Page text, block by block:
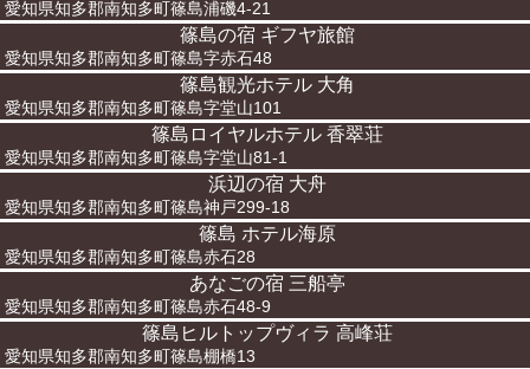
愛知県知多郡南知多町篠島浦磯4-21
篠島の宿 ギフヤ旅館
愛知県知多郡南知多町篠島字赤石48
篠島観光ホテル 大角
愛知県知多郡南知多町篠島字堂山101
篠島ロイヤルホテル 香翠荘
愛知県知多郡南知多町篠島字堂山81-1
浜辺の宿 大舟
愛知県知多郡南知多町篠島神戸299-18
篠島 ホテル海原
愛知県知多郡南知多町篠島赤石28
あなごの宿 三船亭
愛知県知多郡南知多町篠島赤石48-9
篠島ヒルトップヴィラ 高峰荘
愛知県知多郡南知多町篠島棚橋13